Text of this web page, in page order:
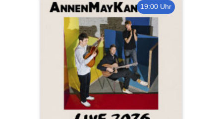
19:00 Uhr